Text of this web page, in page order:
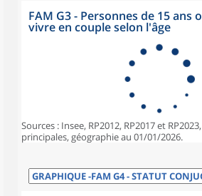
FAM G3 - Personnes de 15 ans
vivre en couple selon l'âge
Sources : Insee, RP2012, RP2017 et
principales, géographie au 01/01/2026.